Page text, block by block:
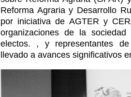
Reforma Agraria y Desarrollo
por iniciativa de AGTER y
organizaciones de la
electos. , y representantes
llevado a avances significativos